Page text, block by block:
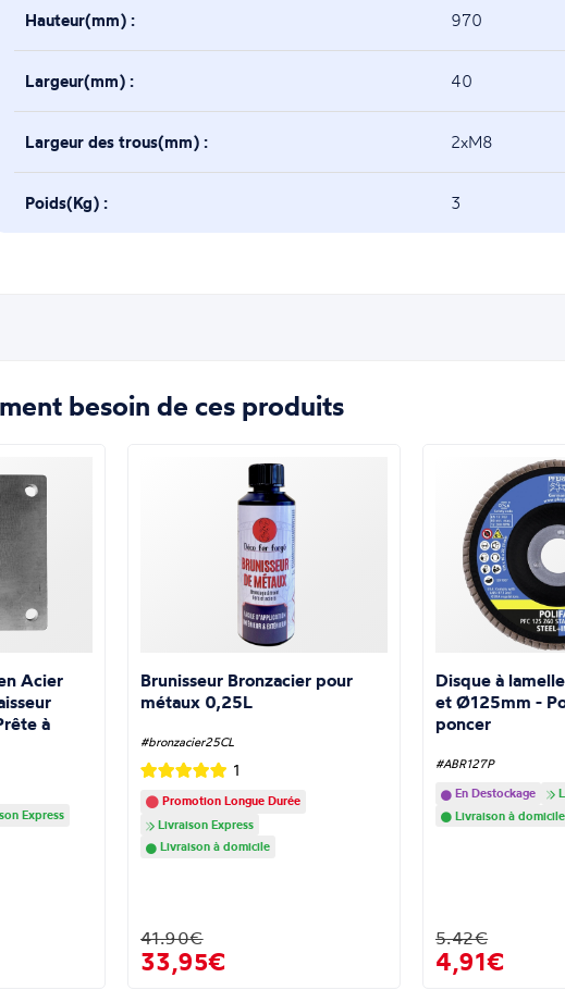
Hauteur(mm) : 970
Largeur(mm) : 40
Largeur des trous(mm) : 2xM8
Poids(Kg) : 3
besoin de ces produits
Acier
à
Express
Brunisseur Bronzacier pour
métaux 0,25L
#bronzacier25CL
1
Promotion Longue Durée
Livraison Express
Livraison à domicile
41.90€
33,95€
Disque à
et Ø125mm -
poncer
#ABR127P
En Destockage
Livraison à domicile
5.42€
4,91€